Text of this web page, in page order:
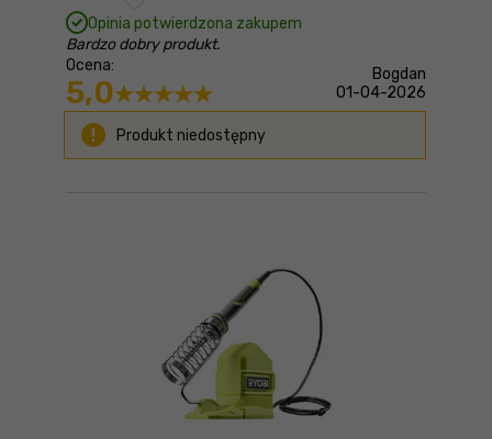
Opinia potwierdzona zakupem
Bardzo dobry produkt.
Ocena:
5,0
Bogdan
01-04-2026
Produkt niedostępny